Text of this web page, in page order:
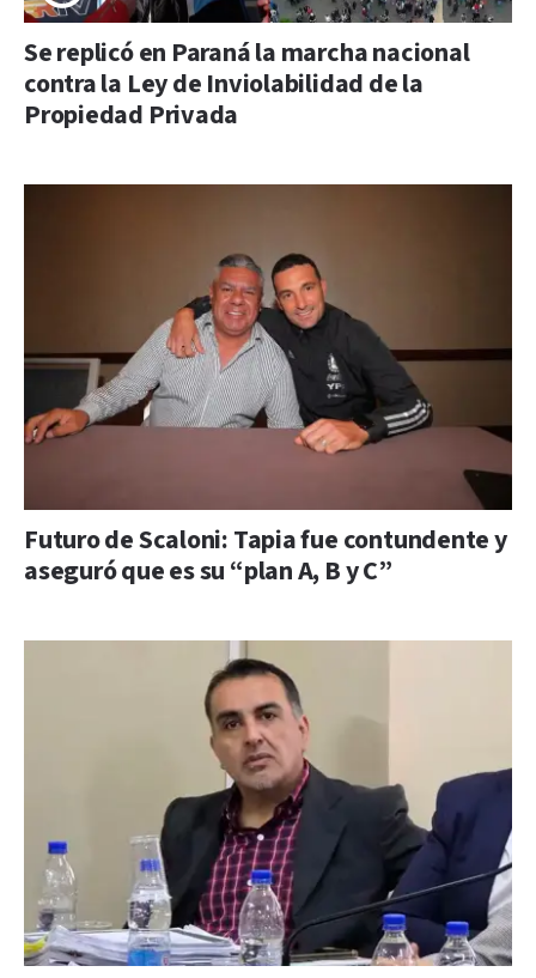
Se replicó en Paraná la marcha nacional
contra la Ley de Inviolabilidad de la
Propiedad Privada
Futuro de Scaloni: Tapia fue contundente y
aseguró que es su “plan A, B y C”